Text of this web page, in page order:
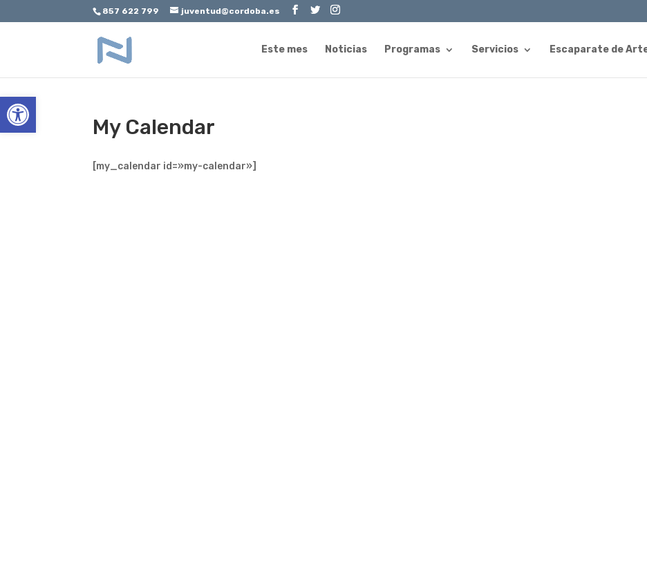
Abrir barra de herramientas
857 622 799 juventud@cordoba.es
Este mes Noticias Programas Servicios Escaparate de
My Calendar
[my_calendar id=»my-calendar»]